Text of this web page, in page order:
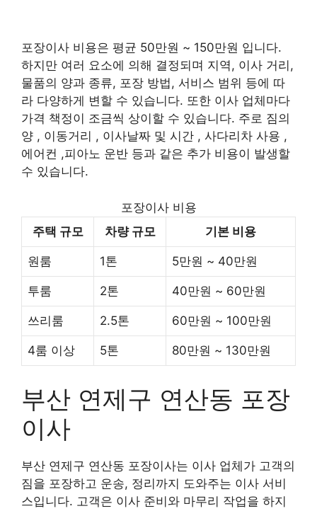
포장이사 비용은 평균 50만원 ~ 150만원 입니다.
하지만 여러 요소에 의해 결정되며 지역, 이사 거리,
물품의 양과 종류, 포장 방법, 서비스 범위 등에 따
라 다양하게 변할 수 있습니다. 또한 이사 업체마다
가격 책정이 조금씩 상이할 수 있습니다. 주로 짐의
양 , 이동거리 , 이사날짜 및 시간 , 사다리차 사용 ,
에어컨 ,피아노 운반 등과 같은 추가 비용이 발생할
수 있습니다.
포장이사 비용
주택 규모
차량 규모 기본 비용
원룸 1톤 5만원 ~ 40만원
투룸 2톤 40만원 ~ 60만원
쓰리룸 2.5톤 60만원 ~ 100만원
4룸 이상 5톤 80만원 ~ 130만원
부산 연제구 연산동 포장
이사
부산 연제구 연산동 포장이사는 이사 업체가 고객의
짐을 포장하고 운송, 정리까지 도와주는 이사 서비
스입니다. 고객은 이사 준비와 마무리 작업을 하지